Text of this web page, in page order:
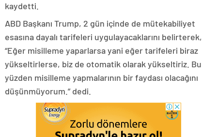
kaydetti.
ABD Başkanı Trump, 2 gün içinde de mütekabiliyet
esasına dayalı tarifeleri uygulayacaklarını belirterek,
“Eğer misilleme yaparlarsa yani eğer tarifeleri biraz
yükseltirlerse, biz de otomatik olarak yükseltiriz. Bu
yüzden misilleme yapmalarının bir faydası olacağını
düşünmüyorum.” dedi.